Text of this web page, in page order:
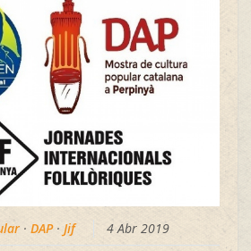
· DAP· Jif 4 Abr 2019